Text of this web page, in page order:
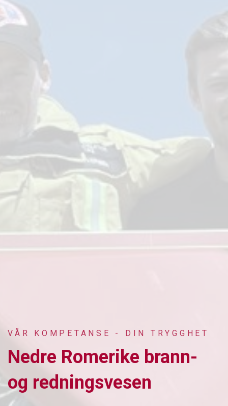
VÅR KOMPETANSE - DIN TRYGGHET
Nedre Romerike brann-
og redningsvesen